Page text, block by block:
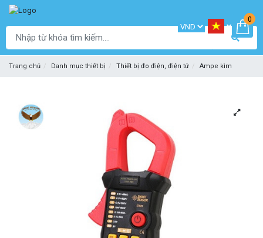
0
Trang chủ Danh mục thiết bị Thiết bị đo điện, điện tử Ampe kìm